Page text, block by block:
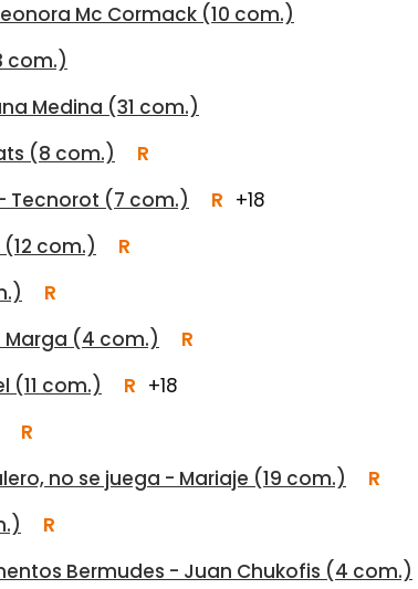
Mc Cormack (10 com.)
com.)
Medina (31 com.)
(8 com.)
R
Tecnorot (7 com.)
R +18
com.)
R
R
Marga (4 com.)
R
(11 com.)
R +18
R
no se juega - Mariaje (19 com.)
R
R
Bermudes - Juan Chukofis (4 com.)